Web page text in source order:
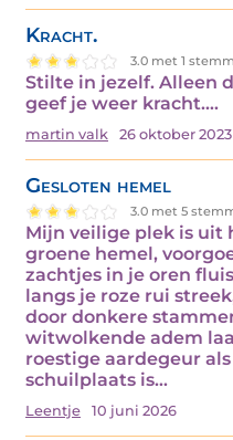
Kracht.
3.0 met 1
Stilte in jezelf. Alleen
geef je weer kracht.…
martin valk 26 oktober 2023
Gesloten hemel
3.0 met 5
Mijn veilige plek is uit
groene hemel,
zachtjes in je oren
langs je roze rui
door donkere
witwolkende adem
roestige aardegeur
schuilplaats is…
Leentje 10 juni 2026